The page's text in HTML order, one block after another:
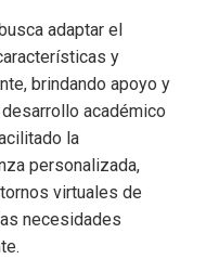
adaptar el
y
brindando apoyo y
académico
la
personalizada,
virtuales de
necesidades